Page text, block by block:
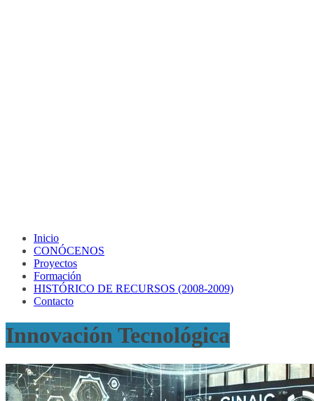
Inicio
CONÓCENOS
Proyectos
Formación
HISTÓRICO DE RECURSOS (2008-2009)
Contacto
Innovación Tecnológica